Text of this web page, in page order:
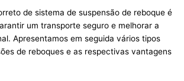
de sistema de suspensão de reboque é
um transporte seguro e melhorar a
Apresentamos em seguida vários tipos
de reboques e as respectivas vantagens